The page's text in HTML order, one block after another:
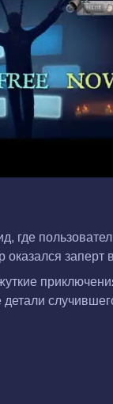
заперт